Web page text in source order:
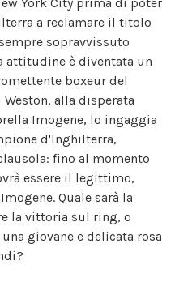
a reclamare il titolo
sopravvissuto
attitudine è diventata un
boxeur del
alla disperata
Imogene, lo ingaggia
d'Inghilterra,
fino al momento
essere il legittimo,
Quale sarà la
la vittoria sul ring, o
giovane e delicata rosa